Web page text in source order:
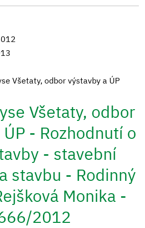
Všetaty, odbor výstavby a ÚP
Všetaty, odbor
- Rozhodnutí o
- stavební
stavbu - Rodinný
Monika -
2012